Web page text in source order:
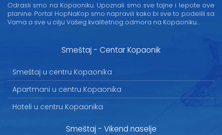
Odrasli smo na Kopaoniku. Upoznali smo sve tajne i lepote ove
planine. Portal HopNaKop smo napravili kako bi sve to podelili sa
Vama a sve u cilju Vašeg kvalitetnog odmora na Kopaoniku...
Smeštaj - Centar Kopaonik
Smeštaj u centru Kopaonika
Apartmani u centru Kopaonika
Hoteli u centru Kopaonika
Smeštaj - Vikend naselje